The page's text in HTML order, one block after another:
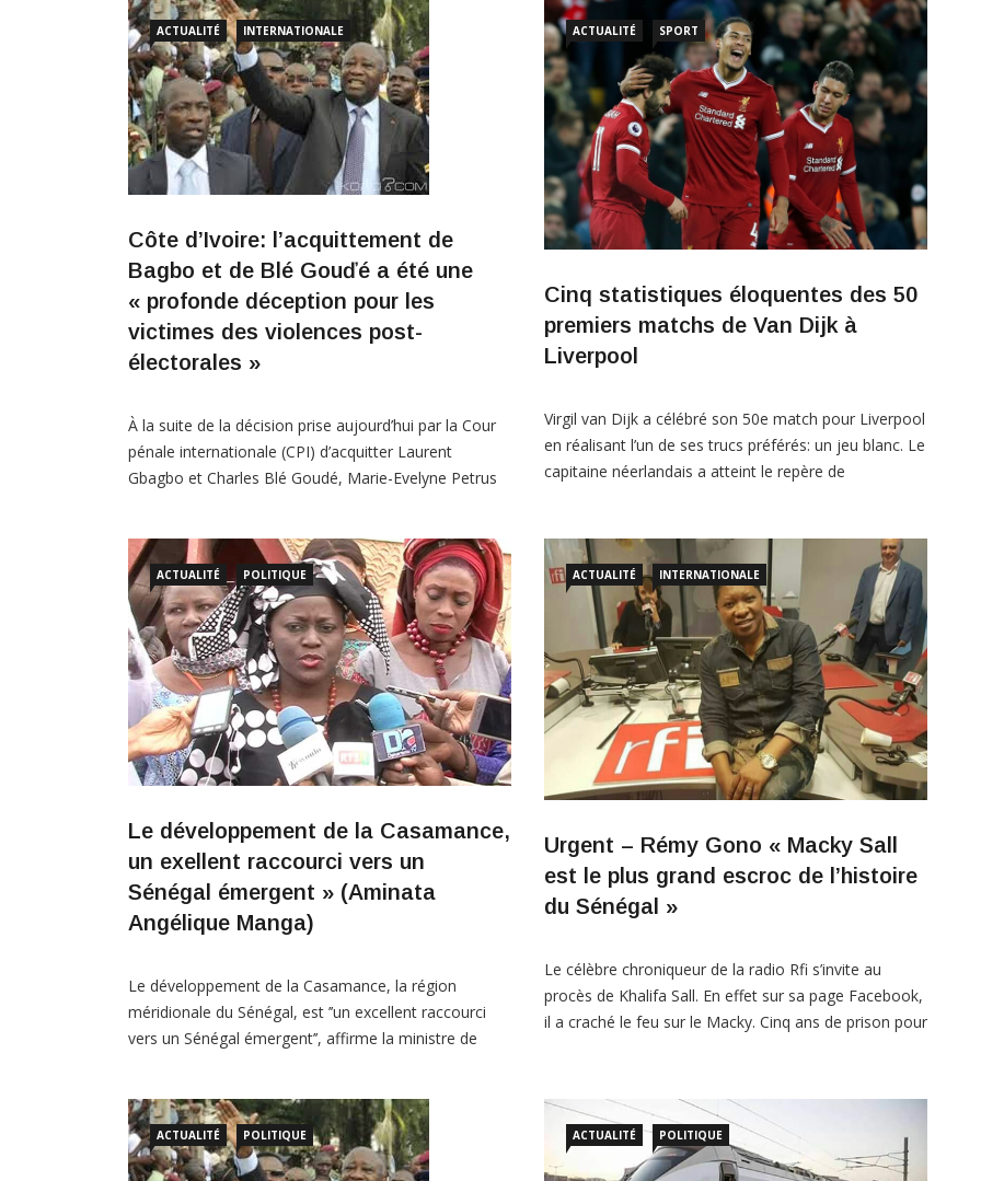
appelle tous les fils de ladite localité à s’engager
massivement pour la réussite de ce projet […]
ACTUALITÉ INTERNATIONALE
Côte d’Ivoire: l’acquittement de
Bagbo et de Blé Gouďé a été une
« profonde déception pour les
victimes des violences post-
électorales »
À la suite de la décision prise aujourd’hui par la Cour
pénale internationale (CPI) d’acquitter Laurent
Gbagbo et Charles Blé Goudé, Marie-Evelyne Petrus
Gbagbo et de Blé Goudé sera perçu comme une
déception accablante pour les
ACTUALITÉ SPORT
Cinq statistiques éloquentes des 50
premiers matchs de Van Dijk à
Liverpool
Virgil van Dijk a célébré son 50e match pour Liverpool
en réalisant l’un de ses trucs préférés: un jeu blanc. Le
capitaine néerlandais a atteint le repère de
Southampton. Et quelle course impressionnante pour
Van Dijk sur le […]
ACTUALITÉ POLITIQUE
Le développement de la Casamance,
un exellent raccourci vers un
Sénégal émergent » (Aminata
Angélique Manga)
Le développement de la Casamance, la région
méridionale du Sénégal, est ’’un excellent raccourci
vers un Sénégal émergent’’, affirme la ministre de
développer la Casamance est un excellent raccourci
vers un Sénégal émergent », a-t-elle dit mardi lors
d’une cérémonie de
ACTUALITÉ INTERNATIONALE
Urgent – Rémy Gono « Macky Sall
est le plus grand escroc de l’histoire
du Sénégal »
Le célèbre chroniqueur de la radio Rfi s’invite au
procès de Khalifa Sall. En effet sur sa page Facebook,
il a craché le feu sur le Macky. Cinq ans de prison pour
CFA d’amende. Mis aux […]
ACTUALITÉ POLITIQUE ACTUALITÉ POLITIQUE